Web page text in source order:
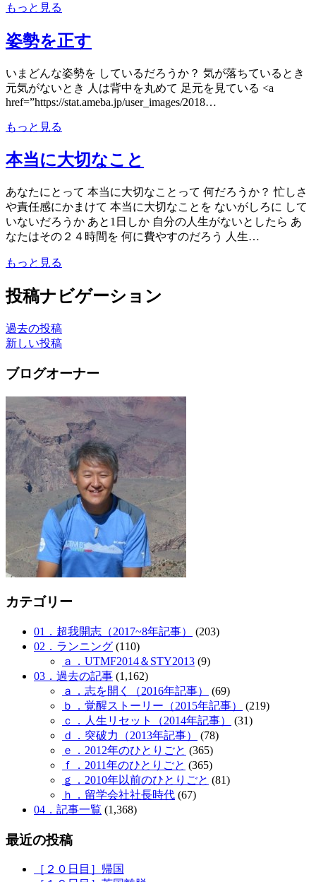
もっと見る
姿勢を正す
いまどんな姿勢を しているだろうか？ 気が落ちているとき
元気がないとき 人は背中を丸めて 足元を見ている <a
href=”https://stat.ameba.jp/user_images/2018…
もっと見る
本当に大切なこと
あなたにとって 本当に大切なことって 何だろうか？ 忙しさ
や責任感にかまけて 本当に大切なことを ないがしろに して
いないだろうか あと1日しか 自分の人生がないとしたら あ
なたはその２４時間を 何に費やすのだろう 人生…
もっと見る
投稿ナビゲーション
過去の投稿
新しい投稿
ブログオーナー
カテゴリー
01．超我開志（2017~8年記事）
(203)
02．ランニング (110)
ａ．UTMF2014＆STY2013 (9)
03．過去の記事 (1,162)
ａ．志を開く（2016年記事）
(69)
ｂ．覚醒ストーリー（2015年記事）
(219)
ｃ．人生リセット（2014年記事）
(31)
ｄ．突破力（2013年記事）
(78)
ｅ．2012年のひとりごと (365)
ｆ．2011年のひとりごと (365)
ｇ．2010年以前のひとりごと (81)
ｈ．留学会社社長時代 (67)
04．記事一覧 (1,368)
最近の投稿
［２０日目］帰国